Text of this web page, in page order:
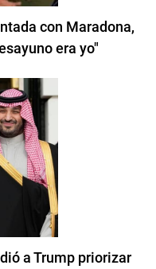
con Maradona,
era yo"
a Trump priorizar